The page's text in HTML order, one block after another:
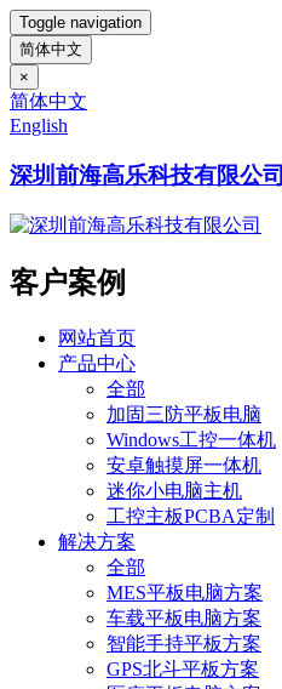
Toggle navigation
简体中文
×
简体中文
English
深圳前海高乐科技有限公司
客户案例
网站首页
产品中心
全部
加固三防平板电脑
Windows工控一体机
安卓触摸屏一体机
迷你小电脑主机
工控主板PCBA定制
解决方案
全部
MES平板电脑方案
车载平板电脑方案
智能手持平板方案
GPS北斗平板方案